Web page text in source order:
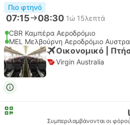
Πιο φτηνό
07:15 08:30 1ώ 15λεπτά
CBR Καμπέρα Αεροδρόμιο
MEL Μελβούρνη Αεροδρόμιο
Οικονομικό |
Virgin Australia
Συμπεριλαμβάνονται οι φόροι